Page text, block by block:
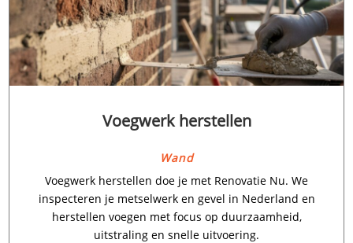
Voegwerk herstellen
Wand
Voegwerk herstellen doe je met Renovatie Nu.​ We
inspecteren je metselwerk en gevel in Nederland en
herstellen voegen met focus op duurzaamheid,
uitstraling en snelle uitvoering.​